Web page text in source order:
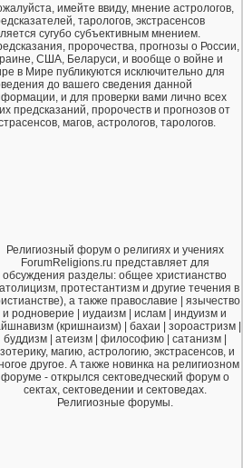
имейте ввиду, мнение астрологов,
тарологов, экстрасенсов
сугубо субъективным мнением.
пророчества, прогнозы о России,
США, Беларуси, и вообще о войне и
в Мире публикуются исключительно для
до вашего сведения данной
и для проверки вами лично всех
предсказаний, пророчеств и прогнозов от
магов, астрологов, тарологов.
Религиозный форум о религиях и учениях
ForumReligions.ru представляет для
обсуждения разделы: общее христианство
протестантизм и другие течения в
а также православие | язычество
и родноверие | иудаизм | ислам | индуизм и
(кришнаизм) | бахаи | зороастризм |
буддизм | атеизм | философию | сатанизм |
магию, астрологию, экстрасенсов, и
другое. А также новинка на религиозном
форуме - открылся сектоведческий форум о
сектах, сектоведении и сектоведах.
Религиозные форумы.